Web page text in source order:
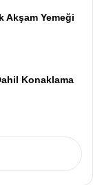
Akşam Yemeği
Konaklama